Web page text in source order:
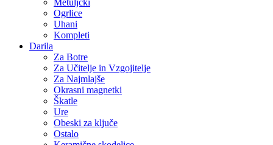
Metuljčki
Ogrlice
Uhani
Kompleti
Darila
Za Botre
Za Učitelje in Vzgojitelje
Za Najmlajše
Okrasni magnetki
Škatle
Ure
Obeski za ključe
Ostalo